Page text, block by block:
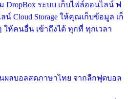
DropBox ระบบ เก็บไฟล์ออนไลน์ ฟ
น์ Cloud Storage ให้คุณเก็บข้อมูล เก็
ให้คนอื่น เข้าถึงได้ ทุกที่ ทุกเวลา
นผลบอลสดภาษาไทย จากลีกฟุตบอล